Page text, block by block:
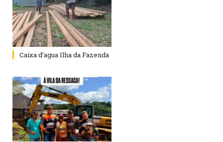
Caixa d’agua Ilha da Fazenda